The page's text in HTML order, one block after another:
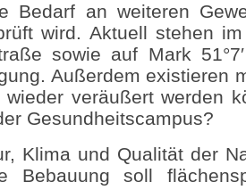
Bedarf an weiteren
wird. Aktuell stehen
sowie auf Mark
Außerdem existieren
veräußert werden
Gesundheitscampus?
Klima und Qualität der
Bebauung soll